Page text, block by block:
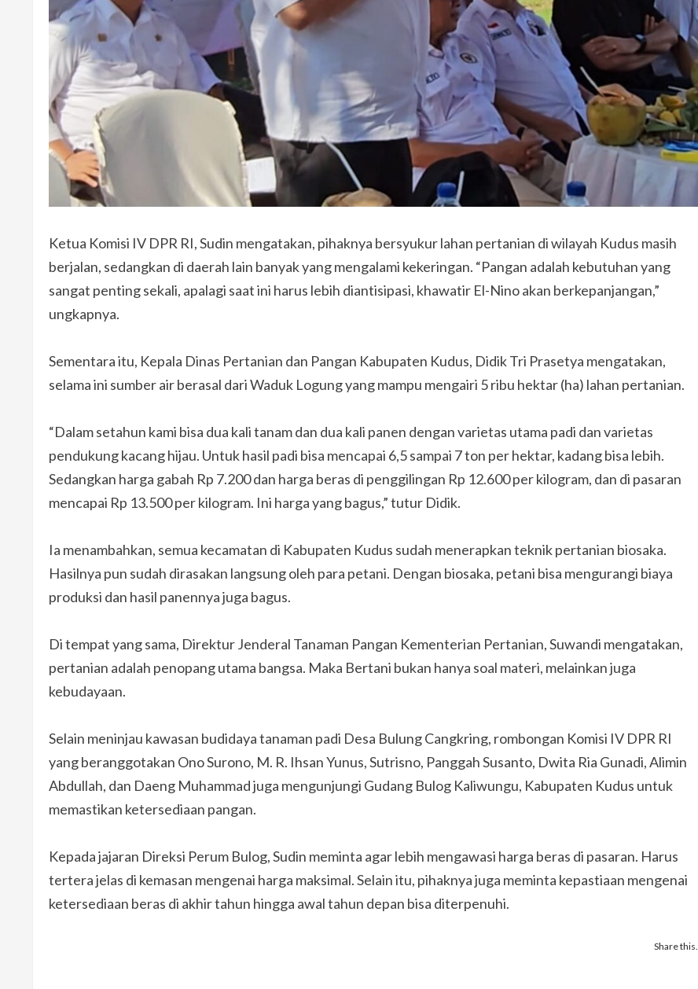
Ketua Komisi IV DPR RI, Sudin mengatakan, pihaknya bersyukur lahan pertanian di wilayah Kudus masih
berjalan, sedangkan di daerah lain banyak yang mengalami kekeringan. “Pangan adalah kebutuhan yang
sangat penting sekali, apalagi saat ini harus lebih diantisipasi, khawatir El-Nino akan berkepanjangan,”
ungkapnya.
Sementara itu, Kepala Dinas Pertanian dan Pangan Kabupaten Kudus, Didik Tri Prasetya mengatakan,
selama ini sumber air berasal dari Waduk Logung yang mampu mengairi 5 ribu hektar (ha) lahan pertanian.
“Dalam setahun kami bisa dua kali tanam dan dua kali panen dengan varietas utama padi dan varietas
pendukung kacang hijau. Untuk hasil padi bisa mencapai 6,5 sampai 7 ton per hektar, kadang bisa lebih.
Sedangkan harga gabah Rp 7.200 dan harga beras di penggilingan Rp 12.600 per kilogram, dan di pasaran
mencapai Rp 13.500 per kilogram. Ini harga yang bagus,” tutur Didik.
Ia menambahkan, semua kecamatan di Kabupaten Kudus sudah menerapkan teknik pertanian biosaka.
Hasilnya pun sudah dirasakan langsung oleh para petani. Dengan biosaka, petani bisa mengurangi biaya
produksi dan hasil panennya juga bagus.
Di tempat yang sama, Direktur Jenderal Tanaman Pangan Kementerian Pertanian, Suwandi mengatakan,
pertanian adalah penopang utama bangsa. Maka Bertani bukan hanya soal materi, melainkan juga
kebudayaan.
Selain meninjau kawasan budidaya tanaman padi Desa Bulung Cangkring, rombongan Komisi IV DPR RI
yang beranggotakan Ono Surono, M. R. Ihsan Yunus, Sutrisno, Panggah Susanto, Dwita Ria Gunadi, Alimin
Abdullah, dan Daeng Muhammad juga mengunjungi Gudang Bulog Kaliwungu, Kabupaten Kudus untuk
memastikan ketersediaan pangan.
Kepada jajaran Direksi Perum Bulog, Sudin meminta agar lebih mengawasi harga beras di pasaran. Harus
tertera jelas di kemasan mengenai harga maksimal. Selain itu, pihaknya juga meminta kepastiaan mengenai
ketersediaan beras di akhir tahun hingga awal tahun depan bisa diterpenuhi.
Share this…